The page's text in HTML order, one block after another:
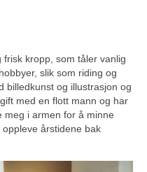
kropp, som tåler vanlig
slik som riding og
billedkunst og illustrasjon og
med en flott mann og har
meg i armen for å minne
årstidene bak